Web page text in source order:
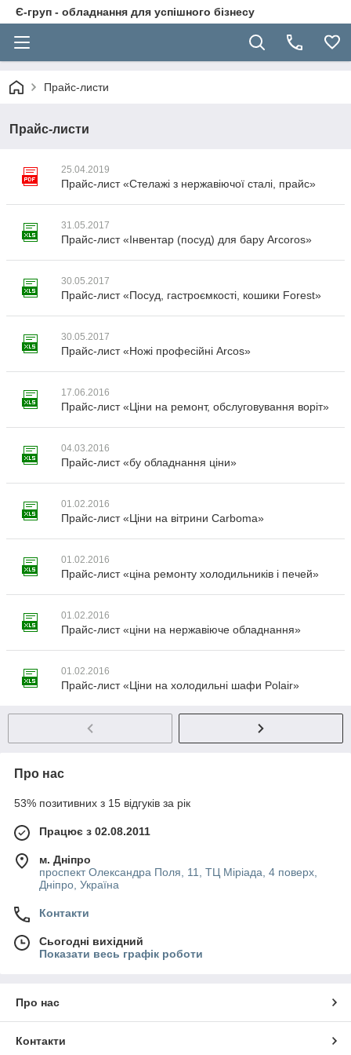
Є-груп - обладнання для успішного бізнесу
Прайс-листи
Прайс-листи
25.04.2019
Прайс-лист «Стелажі з нержавіючої сталі, прайс»
31.05.2017
Прайс-лист «Інвентар (посуд) для бару Arcoros»
30.05.2017
Прайс-лист «Посуд, гастроємкості, кошики Forest»
30.05.2017
Прайс-лист «Ножі професійні Arcos»
17.06.2016
Прайс-лист «Ціни на ремонт, обслуговування воріт»
04.03.2016
Прайс-лист «бу обладнання ціни»
01.02.2016
Прайс-лист «Ціни на вітрини Carboma»
01.02.2016
Прайс-лист «ціна ремонту холодильників і печей»
01.02.2016
Прайс-лист «ціни на нержавіюче обладнання»
01.02.2016
Прайс-лист «Ціни на холодильні шафи Polair»
Про нас
53% позитивних з 15 відгуків за рік
Працює з 02.08.2011
м. Дніпро
проспект Олександра Поля, 11, ТЦ Міріада, 4 поверх,
Дніпро, Україна
Контакти
Сьогодні вихідний
Показати весь графік роботи
Про нас
Контакти